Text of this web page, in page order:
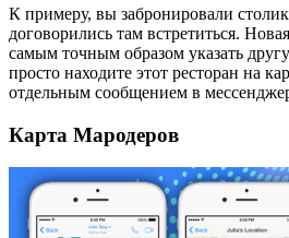
К примеру, вы забронировали
договорились там встретиться.
самым точным образом указать
просто находите этот ресторан на
отдельным сообщением в
Карта Мародеров